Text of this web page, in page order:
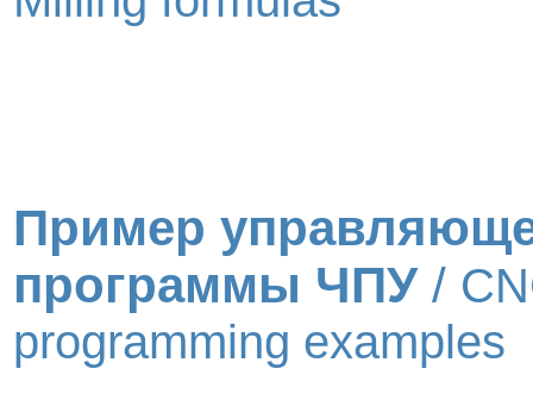
Пример
программы ЧПУ/
programming examples